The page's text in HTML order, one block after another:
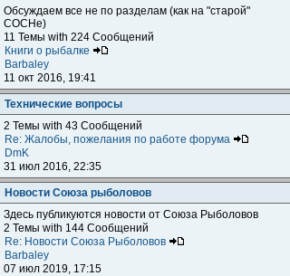
Обсуждаем все не по разделам (как на "старой"
СОСНе)
11 Темы with 224 Сообщений
Книги о рыбалке
Barbaley
11 окт 2016, 19:41
Технические вопросы
2 Темы with 43 Сообщений
Re: Жалобы, пожелания по работе форума
DmK
31 июл 2016, 22:35
Новости Союза рыболовов
Здесь публикуются новости от Союза Рыболовов
2 Темы with 144 Сообщений
Re: Новости Союза Рыболовов
Barbaley
07 июл 2019, 17:15